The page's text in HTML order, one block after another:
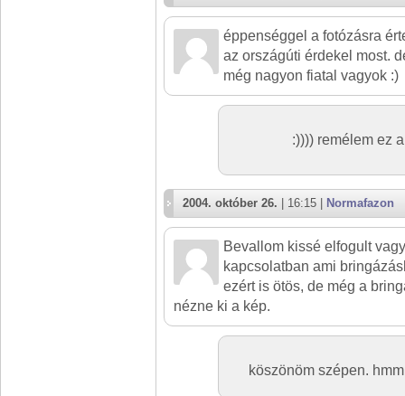
éppenséggel a fotózásra
az országúti érdekel most.
még nagyon fiatal vagyok :)
:)))) remélem ez
2004. október 26. | 16:15 | Normafazon
Bevallom kissé elfogult
kapcsolatban ami
ezért is ötös, de még a
nézne ki a kép.
köszönöm szépen.